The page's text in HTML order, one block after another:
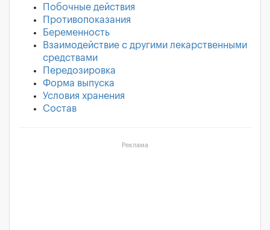
Побочные действия
Противопоказания
Беременность
Взаимодействие с другими лекарственными
средствами
Передозировка
Форма выпуска
Условия хранения
Состав
Реклама